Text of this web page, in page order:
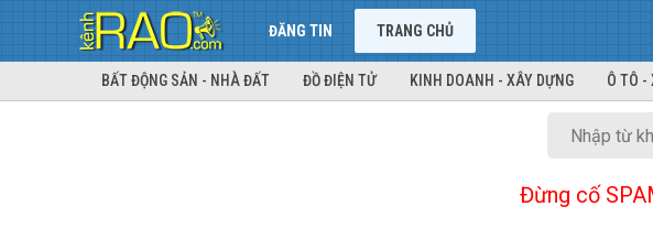
ĐĂNG TIN TRANG CHỦ
BẤT ĐỘNG SẢN - NHÀ ĐẤT ĐỒ ĐIỆN TỬ KINH DOANH - XÂY DỰNG Ô TÔ -
Đừng cố